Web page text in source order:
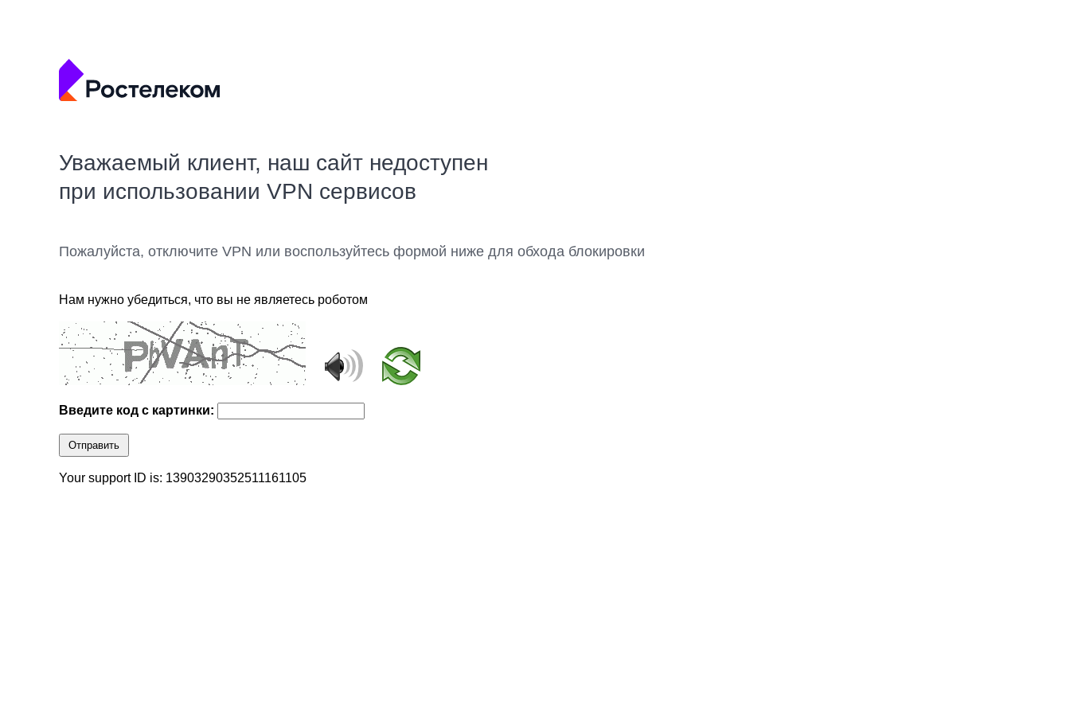
Уважаемый клиент, наш сайт недоступен
при использовании VPN сервисов
Пожалуйста, отключите VPN или воспользуйтесь формой ниже для обхода блокировки
Нам нужно убедиться, что вы не являетесь роботом
Введите код с картинки:
Отправить
Your support ID is: 13903290352511161105